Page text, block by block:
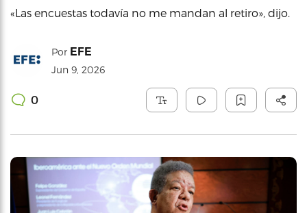
«Las encuestas todavía no me mandan al retiro», dijo.
Por EFE
Jun 9, 2026
0